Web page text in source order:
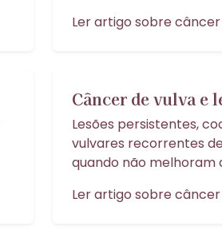
Ler artigo sobre
Câncer de vulva e
Lesões persistentes,
vulvares recorrentes
quando não
Ler artigo sobre